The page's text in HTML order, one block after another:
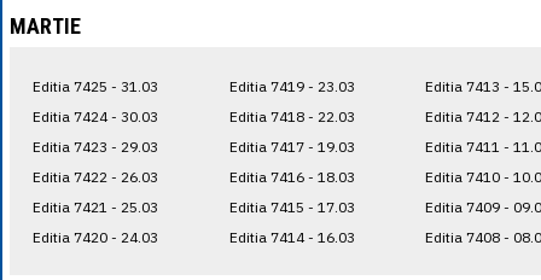
MARTIE
Editia 7425 - 31.03
Editia 7424 - 30.03
Editia 7423 - 29.03
Editia 7422 - 26.03
Editia 7421 - 25.03
Editia 7420 - 24.03
Editia 7419 - 23.03
Editia 7418 - 22.03
Editia 7417 - 19.03
Editia 7416 - 18.03
Editia 7415 - 17.03
Editia 7414 - 16.03
Editia 7413 -
Editia 7412 -
Editia 7411 -
Editia 7410 -
Editia 7409 -
Editia 7408 -